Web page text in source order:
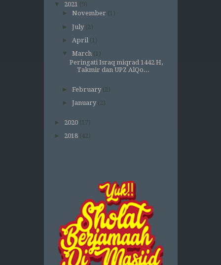
▼
2021 (9)
► November (1)
► July (2)
► April (1)
▼
March (1)
Peringati Israq miqrad 1442 H,
Takmir dan UPZ AlQo...
► February (2)
► January (2)
► 2020 (17)
► 2018 (42)